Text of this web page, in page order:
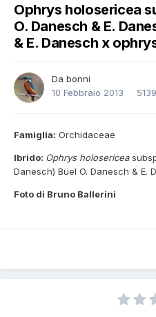
Ophrys holosericea
O. Danesch & E.
& E. Danesch x
Da bonni
10 Febbraio 2013
Famiglia: Orchidaceae
Ibrido: Ophrys holosericea
Danesch) Büel O. Danesch & E.
Foto di Bruno Ballerini